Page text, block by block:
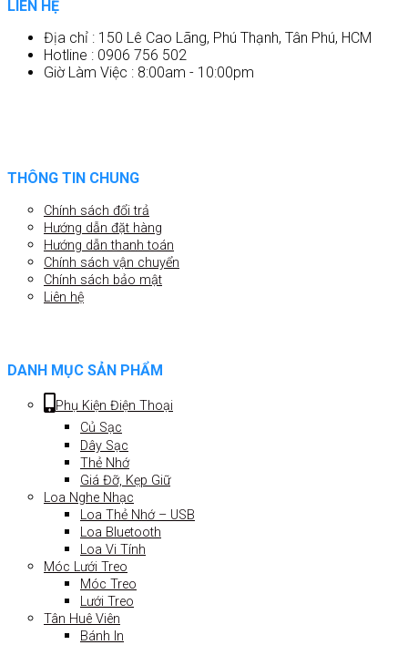
LIÊN HỆ
Địa chỉ : 150 Lê Cao Lãng, Phú Thạnh, Tân Phú, HCM
Hotline : 0906 756 502
Giờ Làm Việc : 8:00am - 10:00pm
THÔNG TIN CHUNG
Chính sách đổi trả
Hướng dẫn đặt hàng
Hướng dẫn thanh toán
Chính sách vận chuyển
Chính sách bảo mật
Liên hệ
DANH MỤC SẢN PHẨM
Phụ Kiện Điện Thoại
Củ Sạc
Dây Sạc
Thẻ Nhớ
Giá Đỡ, Kẹp Giữ
Loa Nghe Nhạc
Loa Thẻ Nhớ – USB
Loa Bluetooth
Loa Vi Tính
Móc Lưới Treo
Móc Treo
Lưới Treo
Tân Huê Viên
Bánh In